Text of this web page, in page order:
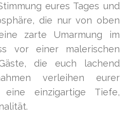
eures Tages und
die nur von oben
zarte Umarmung im
vor einer malerischen
die euch lachend
verleihen eurer
eine einzigartige Tiefe,